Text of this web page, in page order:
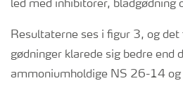
led med inhibitorer, bladgødning
Resultaterne ses i figur 3, og
gødninger klarede sig bedre end
ammoniumholdige NS 26-14